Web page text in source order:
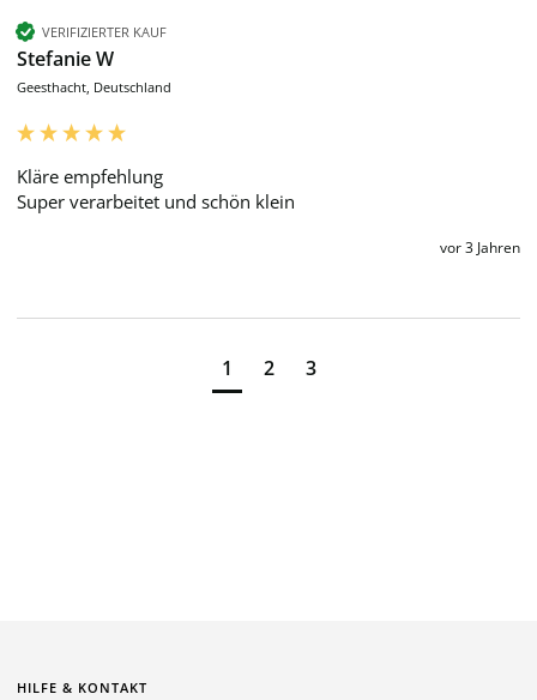
VERIFIZIERTER KAUF
Stefanie W
Geesthacht, Deutschland
Kläre empfehlung
Super verarbeitet und schön klein
vor 3 Jahren
1 2 3
HILFE & KONTAKT